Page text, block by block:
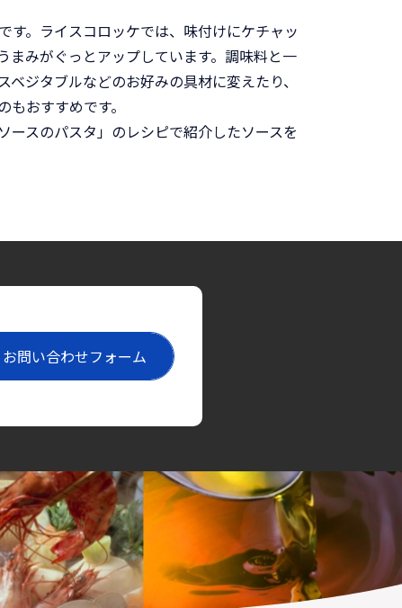
す。ライスコロッケでは、味付けにケチャッ
まみがぐっとアップしています。調味料と一
ジタブルなどのお好みの具材に変えたり、
おすすめです。
ースのパスタ」のレシピで紹介したソースを
お問い合わせフォーム